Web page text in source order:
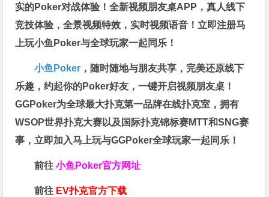
实的Poker对战体验！全新视频朋友桌APP，真人线下
竞技体验，全景视频特效，实时视频语音！立即注册马
上玩小鱼Poker与全球玩家一起同乐！
小鱼Poker ，随时随地与朋友共享，完美还原线下
乐趣，约起你的Poker好友，一键开启视频朋友桌！
GGPoker为全球最大扑克第一品牌在线扑克室，拥有
WSOP世界扑克大赛以及国际扑克锦标赛MTT和SNG赛
事，立即加入马上玩与GGPoker全球玩家一起同乐！
前往小鱼Poker官方网址
前往 EV扑克官方下载